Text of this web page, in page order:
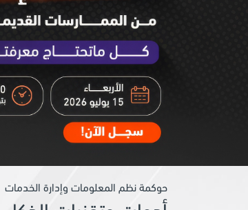
حوكمة نظم المعلومات وإدارة الخدمات